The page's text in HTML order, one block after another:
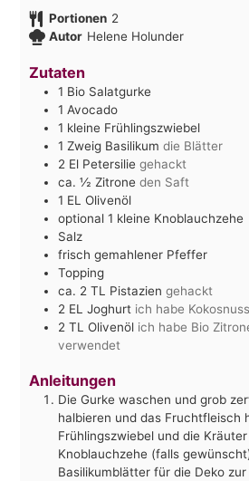
Portionen 2
Autor Helene Holunder
Zutaten
1 Bio Salatgurke
1 Avocado
1 kleine Frühlingszwiebel
1 Zweig Basilikum die Blätter
2 El Petersilie gehackt
ca. ½Zitrone den Saft
1 EL Olivenöl
optional 1 kleine Knoblauchzehe
Salz
frisch gemahlener Pfeffer
Topping
ca. 2 TL Pistazien gehackt
2 EL Joghurt ich habe
2 TL Olivenöl ich habe Bio
verwendet
Anleitungen
Die Gurke waschen und grob
halbieren und das Fruchtfleisch
Frühlingszwiebel und die
Knoblauchzehe (falls
Basilikumblätter für die Deko